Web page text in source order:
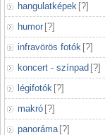
hangulatképek [?]
humor [?]
infravörös fotók [?]
koncert - színpad [?]
légifotók [?]
makró [?]
panoráma [?]